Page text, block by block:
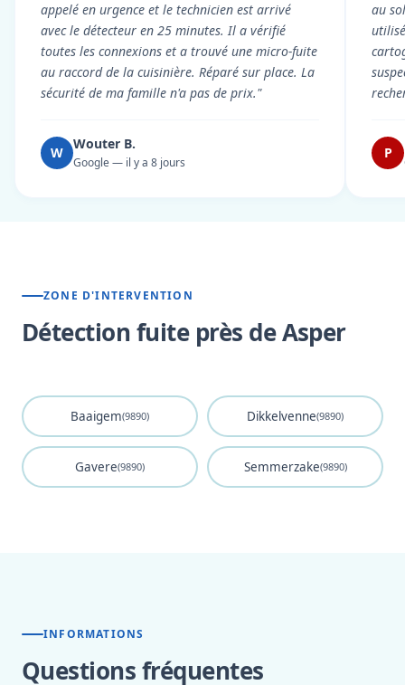
appelé en urgence et le technicien est arrivé
avec le détecteur en 25 minutes. Il a vérifié
toutes les connexions et a trouvé une micro-fuite
au raccord de la cuisinière. Réparé sur place. La
sécurité de ma famille n'a pas de prix."
W
Wouter B.
Google — il y a 8 jours
au
P
ZONE D'INTERVENTION
Détection fuite près de Asper
Baaigem(9890) Dikkelvenne(9890)
Gavere(9890) Semmerzake(9890)
INFORMATIONS
Questions fréquentes